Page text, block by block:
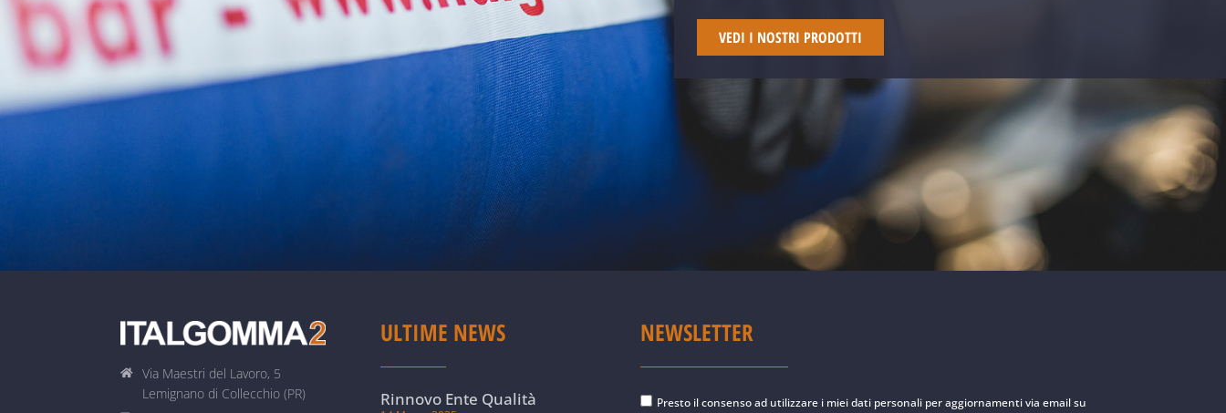
VEDI I NOSTRI PRODOTTI
Via Maestri del Lavoro, 5
Lemignano di Collecchio (PR)
ULTIME NEWS
Rinnovo Ente Qualità
NEWSLETTER
Presto il consenso ad utilizzare i miei dati personali per aggiornamenti via email su